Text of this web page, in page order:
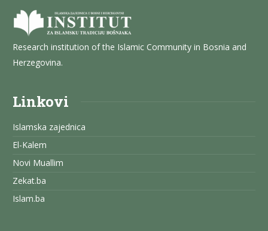
Research institution of the Islamic Community in Bosnia and
Herzegovina.
Linkovi
Islamska zajednica
El-Kalem
Novi Muallim
Zekat.ba
Islam.ba